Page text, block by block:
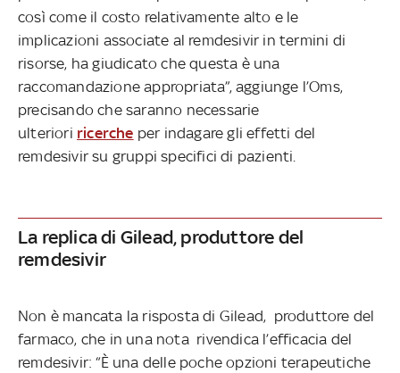
così come il costo relativamente alto e le
implicazioni associate al remdesivir in termini di
risorse, ha giudicato che questa è una
raccomandazione appropriata”, aggiunge l’Oms,
precisando che saranno necessarie
ulteriori ricerche per indagare gli effetti del
remdesivir su gruppi specifici di pazienti.
La replica di Gilead, produttore del
remdesivir
Non è mancata la risposta di Gilead, produttore del
farmaco, che in una nota rivendica l’efficacia del
remdesivir: “È una delle poche opzioni terapeutiche